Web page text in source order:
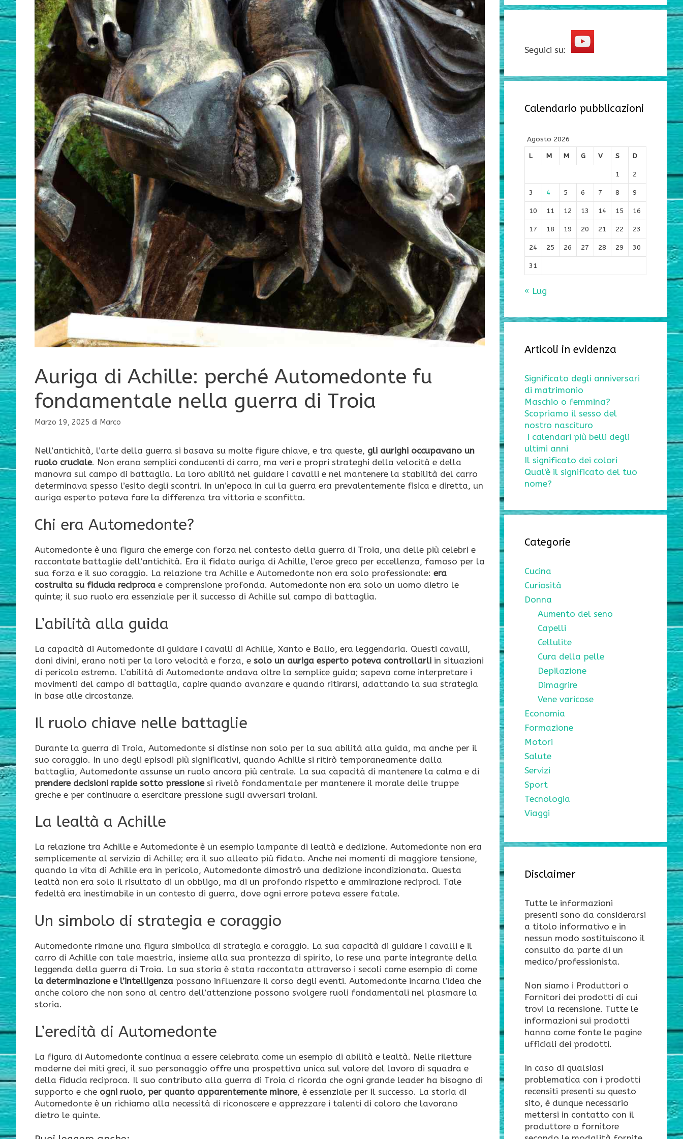
Auriga di Achille: perché Automedonte fu
fondamentale nella guerra di Troia
Marzo 19, 2025 di Marco
Nell’antichità, l’arte della guerra si basava su molte figure chiave, e tra queste, gli aurighi occupavano un
ruolo cruciale. Non erano semplici conducenti di carro, ma veri e propri strateghi della velocità e della
manovra sul campo di battaglia. La loro abilità nel guidare i cavalli e nel mantenere la stabilità del carro
determinava spesso l’esito degli scontri. In un’epoca in cui la guerra era prevalentemente fisica e diretta, un
auriga esperto poteva fare la differenza tra vittoria e sconfitta.
Chi era Automedonte?
Automedonte è una figura che emerge con forza nel contesto della guerra di Troia, una delle più celebri e
raccontate battaglie dell’antichità. Era il fidato auriga di Achille, l’eroe greco per eccellenza, famoso per la
sua forza e il suo coraggio. La relazione tra Achille e Automedonte non era solo professionale: era
costruita su fiducia reciproca e comprensione profonda. Automedonte non era solo un uomo dietro le
quinte; il suo ruolo era essenziale per il successo di Achille sul campo di battaglia.
L’abilità alla guida
La capacità di Automedonte di guidare i cavalli di Achille, Xanto e Balio, era leggendaria. Questi cavalli,
doni divini, erano noti per la loro velocità e forza, e solo un auriga esperto poteva controllarli in situazioni
di pericolo estremo. L’abilità di Automedonte andava oltre la semplice guida; sapeva come interpretare i
movimenti del campo di battaglia, capire quando avanzare e quando ritirarsi, adattando la sua strategia
in base alle circostanze.
Il ruolo chiave nelle battaglie
Durante la guerra di Troia, Automedonte si distinse non solo per la sua abilità alla guida, ma anche per il
suo coraggio. In uno degli episodi più significativi, quando Achille si ritirò temporaneamente dalla
battaglia, Automedonte assunse un ruolo ancora più centrale. La sua capacità di mantenere la calma e di
prendere decisioni rapide sotto pressionesi rivelò fondamentale per mantenere il morale delle truppe
greche e per continuare a esercitare pressione sugli avversari troiani.
La lealtà a Achille
La relazione tra Achille e Automedonte è un esempio lampante di lealtà e dedizione. Automedonte non era
semplicemente al servizio di Achille; era il suo alleato più fidato. Anche nei momenti di maggiore tensione,
quando la vita di Achille era in pericolo, Automedonte dimostrò una dedizione incondizionata. Questa
lealtà non era solo il risultato di un obbligo, ma di un profondo rispetto e ammirazione reciproci. Tale
fedeltà era inestimabile in un contesto di guerra, dove ogni errore poteva essere fatale.
Un simbolo di strategia e coraggio
Automedonte rimane una figura simbolica di strategia e coraggio. La sua capacità di guidare i cavalli e il
carro di Achille con tale maestria, insieme alla sua prontezza di spirito, lo rese una parte integrante della
leggenda della guerra di Troia. La sua storia è stata raccontata attraverso i secoli come esempio di come
la determinazione e l’intelligenza possano influenzare il corso degli eventi. Automedonte incarna l’idea che
anche coloro che non sono al centro dell’attenzione possono svolgere ruoli fondamentali nel plasmare la
storia.
L’eredità di Automedonte
La figura di Automedonte continua a essere celebrata come un esempio di abilità e lealtà. Nelle riletture
moderne dei miti greci, il suo personaggio offre una prospettiva unica sul valore del lavoro di squadra e
della fiducia reciproca. Il suo contributo alla guerra di Troia ci ricorda che ogni grande leader ha bisogno di
supporto e che ogni ruolo, per quanto apparentemente minore, è essenziale per il successo. La storia di
Automedonte è un richiamo alla necessità di riconoscere e apprezzare i talenti di coloro che lavorano
dietro le quinte.
Seguici su:
Calendario pubblicazioni
Agosto 2026
L
M M G V S D
1 2
3 4 5 6 7 8 9
10 11 12 13 14 15 16
17 18 19 20 21 22 23
24 25 26 27 28 29 30
31
« Lug
Articoli in evidenza
Significato degli anniversari
di matrimonio
Maschio o femmina?
Scopriamo il sesso del
nostro nascituro
I calendari più belli degli
ultimi anni
Il significato dei colori
Qual'è il significato del tuo
nome?
Categorie
Cucina
Curiosità
Donna
Aumento del seno
Capelli
Cellulite
Cura della pelle
Depilazione
Dimagrire
Vene varicose
Economia
Formazione
Motori
Salute
Servizi
Sport
Tecnologia
Viaggi
Disclaimer
Tutte le informazioni
presenti sono da considerarsi
a titolo informativo e in
nessun modo sostituiscono il
consulto da parte di un
medico/professionista.
Non siamo i Produttori o
Fornitori dei prodotti di cui
trovi la recensione. Tutte le
informazioni sui prodotti
hanno come fonte le pagine
ufficiali dei prodotti.
In caso di qualsiasi
problematica con i prodotti
recensiti presenti su questo
sito, è dunque necessario
mettersi in contatto con il
produttore o fornitore